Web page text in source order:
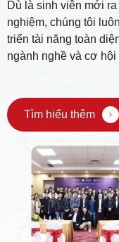
Dù là sinh viên mới
nghiệm, chúng tôi
triển tài năng toàn
ngành nghề và cơ hội
Tìm hiểu thêm